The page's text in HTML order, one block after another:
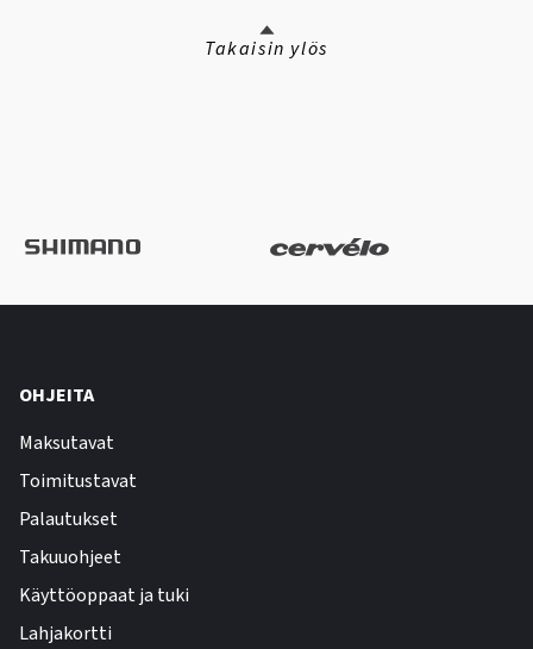
Takaisin ylös
OHJEITA
Maksutavat
Toimitustavat
Palautukset
Takuuohjeet
Käyttöoppaat ja tuki
Lahjakortti